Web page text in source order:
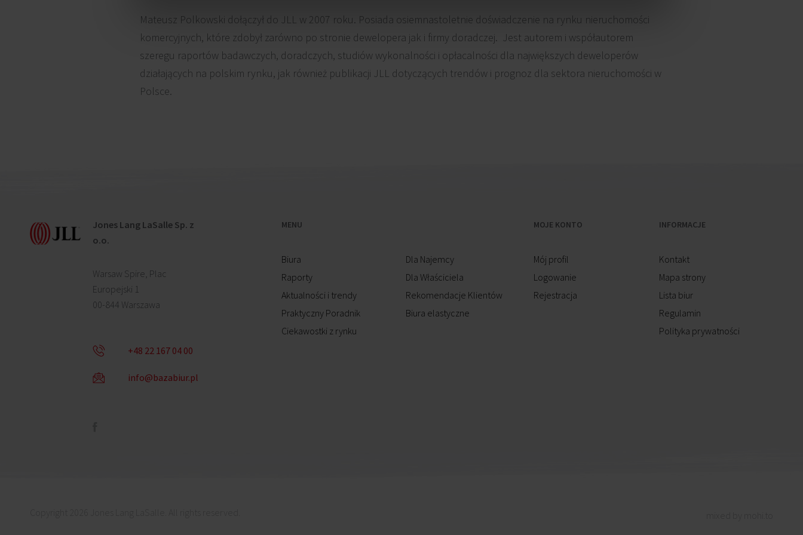
Mateusz Polkowski dołączył do JLL w 2007 roku. Posiada osiemnastoletnie doświadczenie na rynku nieruchomości
komercyjnych, które zdobył zarówno po stronie dewelopera jak i firmy doradczej. Jest autorem i współautorem
szeregu raportów badawczych, doradczych, studiów wykonalności i opłacalności dla największych deweloperów
działających na polskim rynku, jak również publikacji JLL dotyczących trendów i prognoz dla sektora nieruchomości w
Polsce.
Jones Lang LaSalle Sp. z
o.o.
Warsaw Spire, Plac
Europejski 1
00-844 Warszawa
+48 22 167 04 00
info@bazabiur.pl
MENU
Biura
Raporty
Aktualności i trendy
Praktyczny Poradnik
Ciekawostki z rynku
Dla Najemcy
Dla Właściciela
Rekomendacje Klientów
Biura elastyczne
MOJE KONTO
Mój profil
Logowanie
Rejestracja
INFORMACJE
Kontakt
Mapa strony
Lista biur
Regulamin
Polityka prywatności